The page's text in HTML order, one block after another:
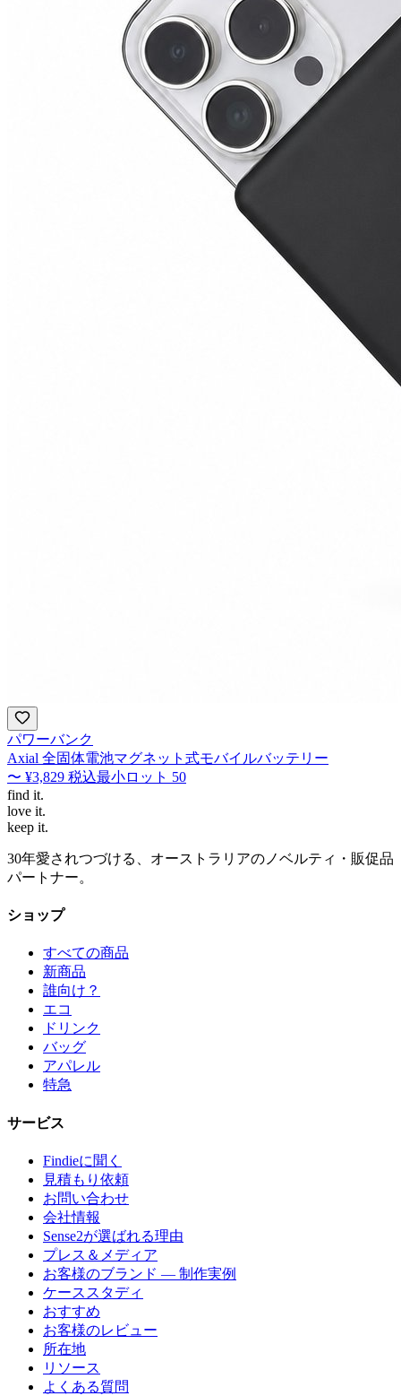
パワーバンク
Axial 全固体電池マグネット式モバイルバッテリー
〜 ¥3,829 税込最小ロット 50
find it.
love it.
keep it.
30年愛されつづける、オーストラリアのノベルティ・販促品
パートナー。
ショップ
すべての商品
新商品
誰向け？
エコ
ドリンク
バッグ
アパレル
特急
サービス
Findieに聞く
見積もり依頼
お問い合わせ
会社情報
Sense2が選ばれる理由
プレス＆メディア
お客様のブランド — 制作実例
ケーススタディ
おすすめ
お客様のレビュー
所在地
リソース
よくある質問